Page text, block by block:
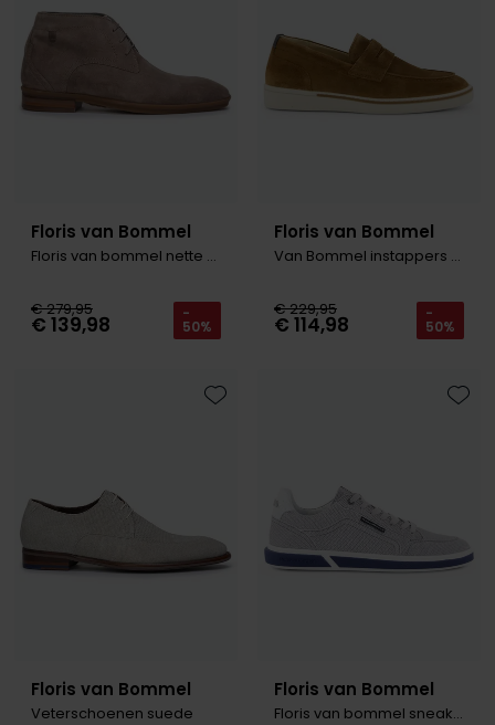
Floris van Bommel
Floris van bommel nette schoen bruin
€ 279,95
€ 139,98 -
50%
Floris van Bommel
Van Bommel instappers bruin effen
€ 229,95
€ 114,98 -
50%
Floris van Bommel
Veterschoenen suede
Floris van Bommel
Floris van bommel sneakers grijs structuur